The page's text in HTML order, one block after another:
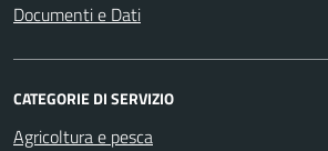
Documenti e Dati
CATEGORIE DI SERVIZIO
Agricoltura e pesca